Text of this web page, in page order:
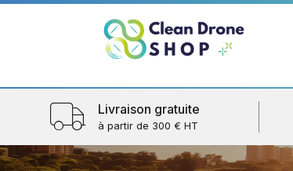
Livraison gratuite
à partir de 300 € HT